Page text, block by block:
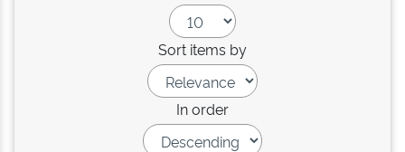
Sort items by
In order